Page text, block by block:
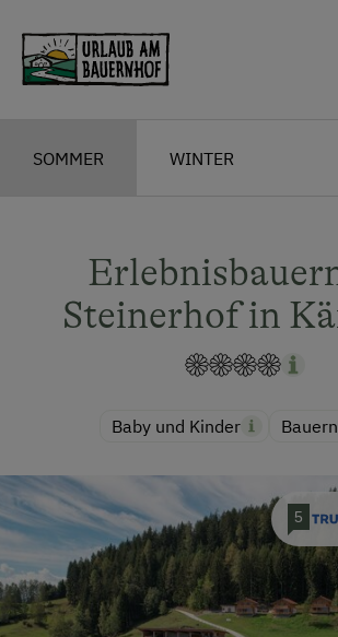
SOMMER WINTER
Steinerhof in
Baby und Kinder
5